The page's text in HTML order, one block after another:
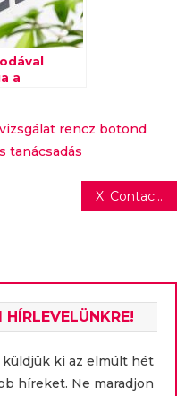
a
rencz botond
tanácsadás
X. Contact Center Hangszépségverseny – ismét a közönség dönti el, hogy kik legyenek a legszebb hangú ügyfélszolgálatosok!
ki az elmúlt hét
híreket. Ne maradjon